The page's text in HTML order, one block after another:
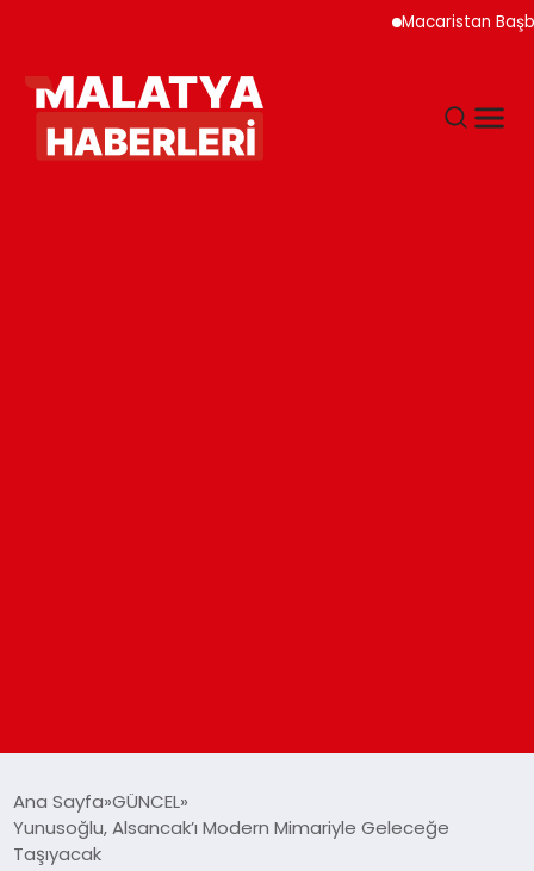
Macaristan
GÜNDEM
Ana Sayfa GÜNCEL
Yunusoğlu, Alsancak’ı Modern Mimariyle Geleceğe
Taşıyacak